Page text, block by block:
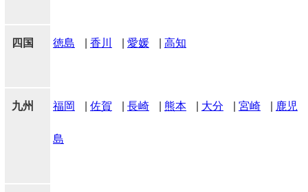
四国 徳島 香川 愛媛 高知
九州 福岡 佐賀 長崎 熊本 大分 宮崎 鹿児
島